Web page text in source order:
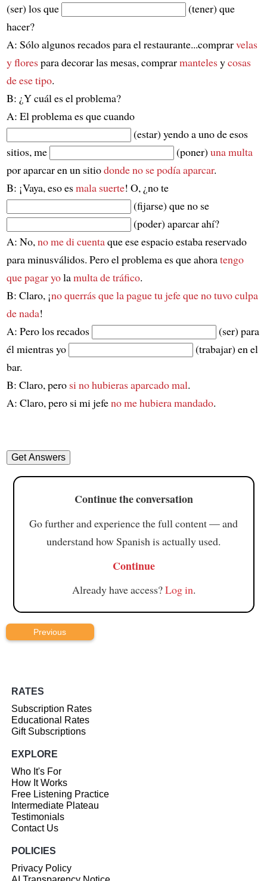
(ser) los que
(tener) que
hacer?
A: Sólo algunos recados para el restaurante...comprarvelas
y florespara decorar las mesas, comprarmantelesycosas
de ese tipo.
B: ¿Y cuál es el problema?
A: El problema es que cuando
(estar) yendo a uno de esos
sitios, me
(poner) una multa
por aparcar en un sitiodonde no se podía aparcar.
B: ¡Vaya, eso esmala suerte! O, ¿no te
(fijarse) que no se
(poder) aparcar ahí?
A: No, no me di cuentaque ese espacio estaba reservado
para minusválidos. Pero el problema es que ahoratengo
que pagar yolamulta de tráfico.
B: Claro, ¡no querrás que la pague tu jefeque no tuvo culpa
de nada!
A: Pero los recados
(ser) para
él mientras yo
(trabajar) en el
bar.
B: Claro, pero si no hubieras aparcado mal.
A: Claro, pero si mi jefeno me hubiera mandado.
Continue the conversation
Go further and experience the full content — and
understand how Spanish is actually used.
Continue
Already have access?Log in.
Previous
RATES
Subscription Rates
Educational Rates
Gift Subscriptions
EXPLORE
Who It's For
How It Works
Free Listening Practice
Intermediate Plateau
Testimonials
Contact Us
POLICIES
Privacy Policy